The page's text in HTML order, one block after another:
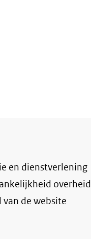
overheid
de website